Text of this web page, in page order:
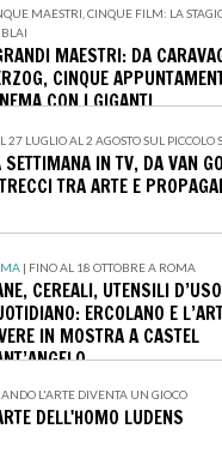
MAESTRI, CINQUE FILM: LA
MAESTRI: DA
CINQUE
CON I GIGANTI
27 LUGLIO AL 2 AGOSTO SUL PICCOLO
SETTIMANA IN TV, DA VAN
TRA ARTE E
| FINO AL 18 OTTOBRE A ROMA
CEREALI, UTENSILI D’USO
ERCOLANO E
IN MOSTRA A CASTEL
L'ARTE DIVENTA UN GIOCO
DELL'HOMO LUDENS